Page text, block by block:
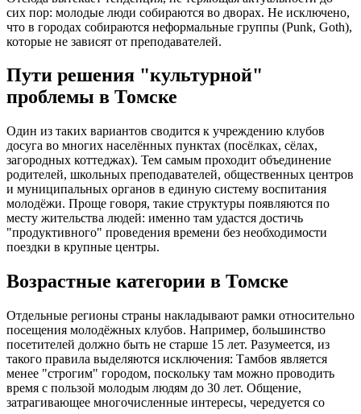
сих пор: молодые люди собираются во дворах. Не исключено,
что в городах собираются неформальные группы (Punk, Goth),
которые не зависят от преподавателей.
Пути решения "культурной"
проблемы в Томске
Один из таких вариантов сводится к учреждению клубов
досуга во многих населённых пунктах (посёлках, сёлах,
загородных коттеджах). Тем самым проходит объединение
родителей, школьных преподавателей, общественных центров
и муниципальных органов в единую систему воспитания
молодёжи. Проще говоря, такие структуры появляются по
месту жительства людей: именно там удастся достичь
"продуктивного" проведения времени без необходимости
поездки в крупные центры.
Возрастные категории в Томске
Отдельные регионы страны накладывают рамки относительно
посещения молодёжных клубов. Например, большинство
посетителей должно быть не старше 15 лет. Разумеется, из
такого правила выделяются исключения: Тамбов является
менее "строгим" городом, поскольку там можно проводить
время с пользой молодым людям до 30 лет. Общение,
затрагивающее многочисленные интересы, чередуется со